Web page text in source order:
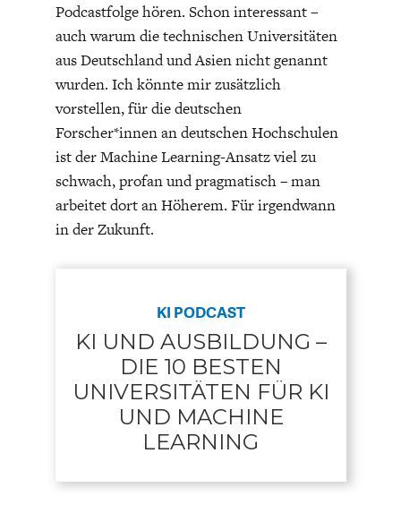
Podcastfolge hören. Schon interessant –
auch warum die technischen Universitäten
aus Deutschland und Asien nicht genannt
wurden. Ich könnte mir zusätzlich
vorstellen, für die deutschen
Forscher*innen an deutschen Hochschulen
ist der Machine Learning-Ansatz viel zu
schwach, profan und pragmatisch – man
arbeitet dort an Höherem. Für irgendwann
in der Zukunft.
KI PODCAST
KI UND AUSBILDUNG –
DIE 10 BESTEN
UNIVERSITÄTEN FÜR KI
UND MACHINE
LEARNING